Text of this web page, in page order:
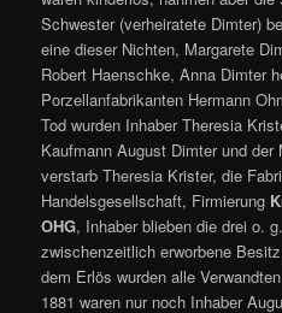
Schwester (verheiratete Dimter)
eine dieser Nichten, Margarete
Robert Haenschke, Anna Dimter
Porzellanfabrikanten Hermann
Tod wurden Inhaber Theresia
Kaufmann August Dimter und der
verstarb Theresia Krister, die
Handelsgesellschaft, Firmierung
OHG, Inhaber blieben die drei o.
zwischenzeitlich erworbene
dem Erlös wurden alle
1881 waren nur noch Inhaber